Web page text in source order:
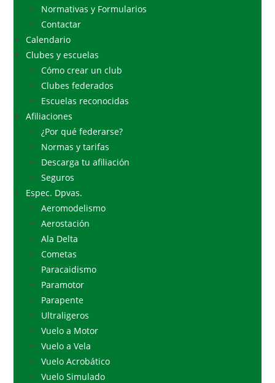
Normativas y Formularios
Contactar
Calendario
Clubes y escuelas
Cómo crear un club
Clubes federados
Escuelas reconocidas
Afiliaciones
¿Por qué federarse?
Normas y tarifas
Descarga tu afiliación
Seguros
Espec. Dpvas.
Aeromodelismo
Aerostación
Ala Delta
Cometas
Paracaidismo
Paramotor
Parapente
Ultraligeros
Vuelo a Motor
Vuelo a Vela
Vuelo Acrobático
Vuelo Simulado